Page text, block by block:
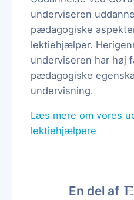
underviseren
pædagogiske
lektiehjælper.
underviseren har høj
pædagogiske
undervisning.
Læs mere om vores
lektiehjælpere
En del af